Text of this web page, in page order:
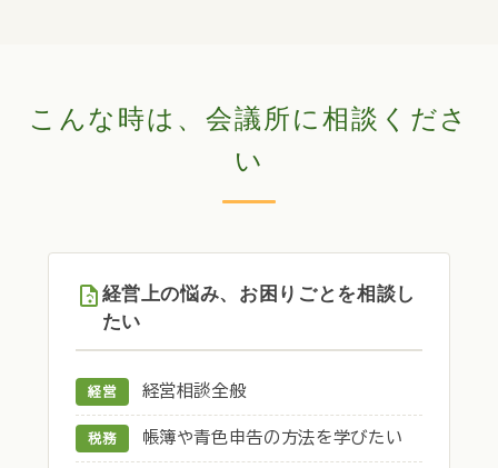
こんな時は、会議所に相談くださ
い
経営上の悩み、お困りごとを相談し
たい
経営 経営相談全般
税務 帳簿や青色申告の方法を学びたい